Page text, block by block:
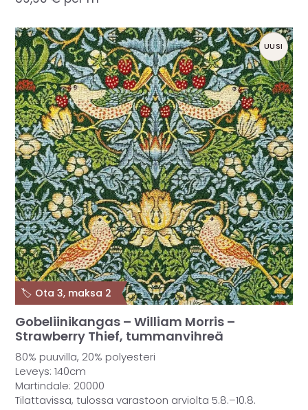
Gobeliinikangas – William Morris –
Strawberry Thief, tummanvihreä
80% puuvilla, 20% polyesteri
Leveys: 140cm
Martindale: 20000
Tilattavissa, tulossa varastoon arviolta 5.8.–10.8.
UUSI
🏷️ Ota 3, maksa 2